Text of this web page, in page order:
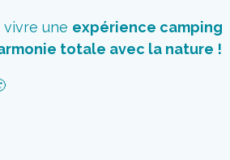
une expérience camping
totale avec la nature !